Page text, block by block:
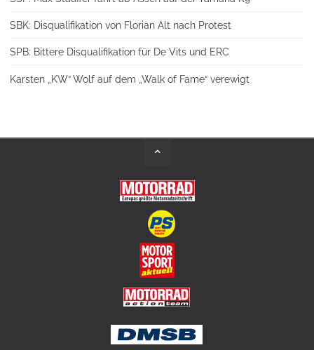
SBK: Disqualifikation von Florian Alt nach Protest
SPB: Bittere Disqualifikation für De Vits und ERC
Karsten „KW“ Wolf auf dem „Walk of Fame“ verewigt
Back